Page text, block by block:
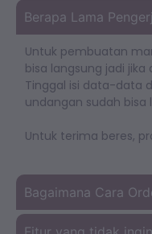
Berapa Lama
Untuk pembuatan
bisa langsung jadi
Tinggal isi data-data
undangan sudah bisa
Untuk terima beres,
Bagaimana Cara